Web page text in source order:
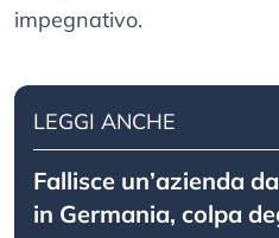
impegnativo.
LEGGI ANCHE
Fallisce un’azienda
in Germania, colpa